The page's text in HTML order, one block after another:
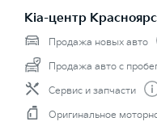
Kia-центр
Продажа новых авто
Продажа авто с
Сервис и запчасти
Оригинальное